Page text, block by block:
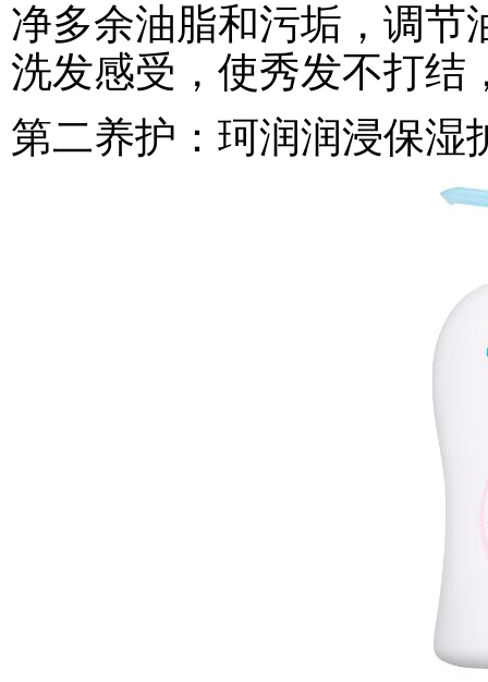
净多余油脂和污垢，调节
洗发感受，使秀发不打结
第二养护：珂润润浸保湿